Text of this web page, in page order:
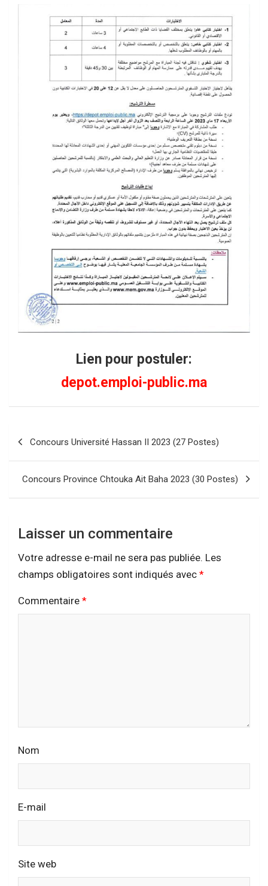
Lien pour postuler:
depot.emploi-public.ma
Concours Université Hassan II 2023 (27 Postes)
Concours Province Chtouka Ait Baha 2023 (30 Postes)
Laisser un commentaire
Votre adresse e-mail ne sera pas publiée. Les
champs obligatoires sont indiqués avec *
Commentaire *
Nom
E-mail
Site web